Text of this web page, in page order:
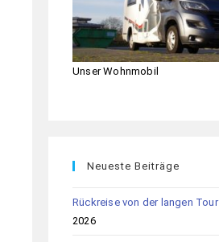
Unser Wohnmobil
Neueste Beiträge
Rückreise von der langen Tour
2026